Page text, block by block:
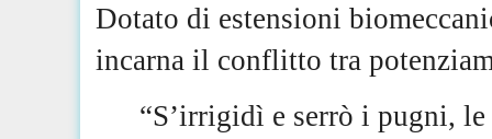
Dotato di estensioni
incarna il conflitto tra
“S’irrigidì e serrò i pugni,